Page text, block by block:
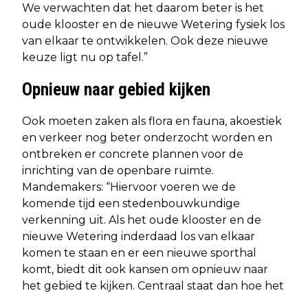
We verwachten dat het daarom beter is het
oude klooster en de nieuwe Wetering fysiek los
van elkaar te ontwikkelen. Ook deze nieuwe
keuze ligt nu op tafel.”
Opnieuw naar gebied kijken
Ook moeten zaken als flora en fauna, akoestiek
en verkeer nog beter onderzocht worden en
ontbreken er concrete plannen voor de
inrichting van de openbare ruimte.
Mandemakers: “Hiervoor voeren we de
komende tijd een stedenbouwkundige
verkenning uit. Als het oude klooster en de
nieuwe Wetering inderdaad los van elkaar
komen te staan en er een nieuwe sporthal
komt, biedt dit ook kansen om opnieuw naar
het gebied te kijken. Centraal staat dan hoe het